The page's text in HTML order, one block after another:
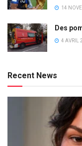
14
Des
4 AVRIL
Recent News